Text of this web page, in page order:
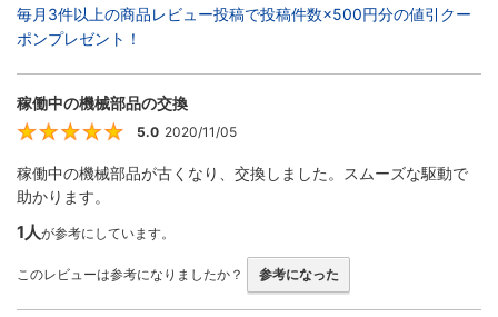
毎月3件以上の商品レビュー投稿で投稿件数×500円分の値引クー
ポンプレゼント！
稼働中の機械部品の交換
5
5.0 2020/11/05
稼働中の機械部品が古くなり、交換しました。スムーズな駆動で
助かります。
1人が参考にしています。
このレビューは参考になりましたか？ 参考になった